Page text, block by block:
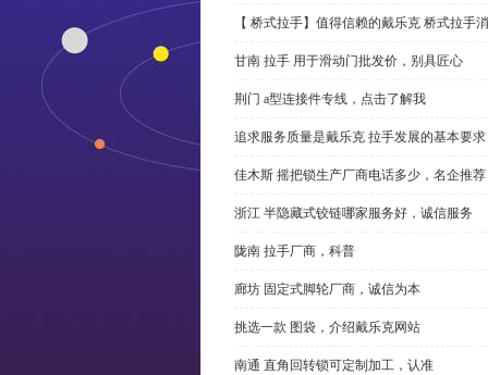
【 桥式拉手】值得信赖的戴乐克 桥式拉手
甘南 拉手 用于滑动门批发价，别具匠心
荆门 a型连接件专线，点击了解我
追求服务质量是戴乐克 拉手发展的基本要求
佳木斯 摇把锁生产厂商电话多少，名企推荐
浙江 半隐藏式铰链哪家服务好，诚信服务
陇南 拉手厂商，科普
廊坊 固定式脚轮厂商，诚信为本
挑选一款 图袋，介绍戴乐克网站
南通 直角回转锁可定制加工，认准